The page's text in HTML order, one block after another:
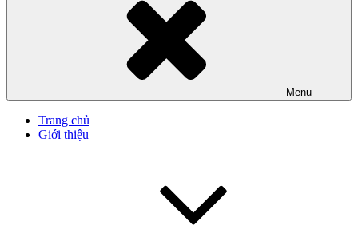
Menu
Trang chủ
Giới thiệu